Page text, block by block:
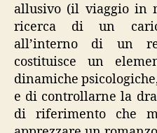
allusivo (il viaggio in
ricerca di un
all’interno di un
costituisce un
dinamiche
e di controllarne la
di riferimento che